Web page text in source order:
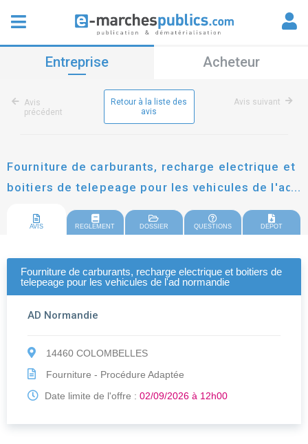
Entreprise Acheteur
Avis
précédent
Retour à la liste des
avis
Avis suivant
Fourniture de carburants, recharge electrique et
boitiers de telepeage pour les vehicules de l'ad
AVIS REGLEMENT DOSSIER QUESTIONS DEPOT
Fourniture de carburants, recharge electrique et boitiers de
telepeage pour les vehicules de l'ad normandie
AD Normandie
14460 COLOMBELLES
Fourniture - Procédure Adaptée
Date limite de l'offre : 02/09/2026 à 12h00